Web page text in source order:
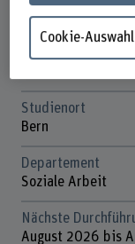
CHF 7'900
Unterrichtssprache
Studienort
Bern
Departement
Soziale Arbeit
Nächste
August 2026 bis
Cookie-